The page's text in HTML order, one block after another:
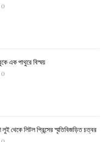
0
এক পাথুরে বিস্ময়
0
থেকে লিটল প্রিন্সের স্মৃতিবিজড়িত চত্বর